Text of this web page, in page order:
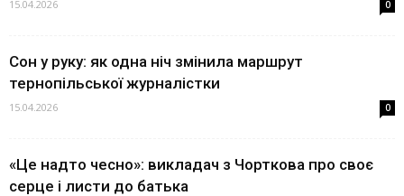
15.04.2026 0
Сон у руку: як одна ніч змінила маршрут
тернопільської журналістки
15.04.2026 0
«Це надто чесно»: викладач з Чорткова про своє
серце і листи до батька